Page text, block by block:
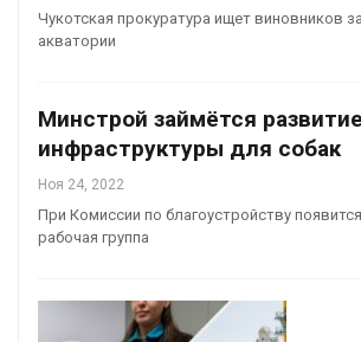
Чукотская прокуратура ищет виновников
акватории
Минстрой займётся
инфраструктуры для собак
Ноя 24, 2022
При Комиссии по благоустройству
рабочая группа